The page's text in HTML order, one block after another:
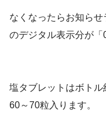
なくなったらお知ら
のデジタル表示分が「
塩タブレットはボト
60～70粒入ります。